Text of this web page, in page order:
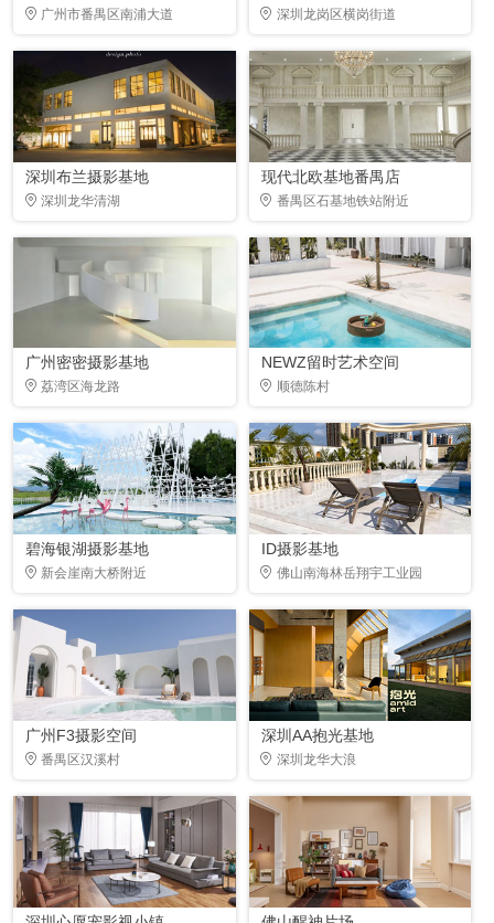
广州市番禺区南浦大道 深圳龙岗区横岗街道
深圳布兰摄影基地
深圳龙华清湖
现代北欧基地番禺店
番禺区石基地铁站附近
广州密密摄影基地
荔湾区海龙路
NEWZ留时艺术空间
顺德陈村
碧海银湖摄影基地
新会崖南大桥附近
ID摄影基地
佛山南海林岳翔宇工业园
广州F3摄影空间
番禺区汉溪村
深圳AA抱光基地
深圳龙华大浪